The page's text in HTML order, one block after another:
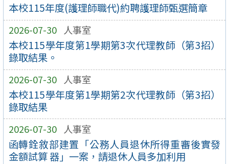
本校115年度(護理師職代)約聘護理師甄選簡章
2026-07-30 人事室
本校115學年度第1學期第3次代理教師（第3招）
錄取結果。
2026-07-30 人事室
本校115學年度第1學期第2次代理教師（第3招）
錄取結果
2026-07-30 人事室
函轉銓敘部建置「公務人員退休所得重審後實發
金額試算 器」一案，請退休人員多加利用